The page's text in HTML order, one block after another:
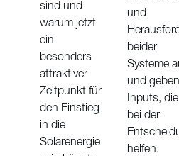
sind und
warum jetzt
ein
besonders
attraktiver
Zeitpunkt für
den Einstieg
in die
Solarenergie
und
beider
Systeme
und geben
Inputs, die
bei der
helfen.